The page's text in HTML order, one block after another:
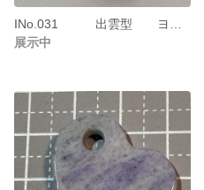
展示中